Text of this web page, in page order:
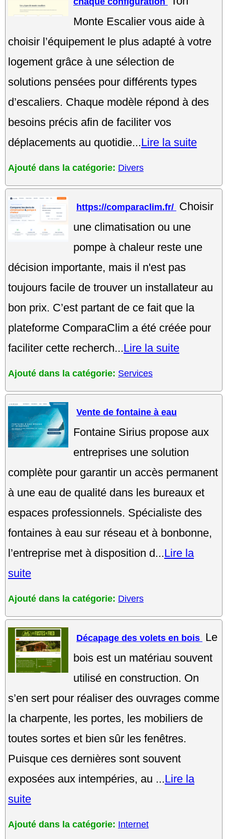
Monte Escalier vous aide à
choisir l’équipement le plus adapté à votre
logement grâce à une sélection de
solutions pensées pour différents types
d’escaliers. Chaque modèle répond à des
besoins précis afin de faciliter vos
déplacements au quotidie...Lire la suite
Ajouté dans la catégorie: Divers
https://comparaclim.fr/ Choisir
une climatisation ou une
pompe à chaleur reste une
décision importante, mais il n'est pas
toujours facile de trouver un installateur au
bon prix. C’est partant de ce fait que la
plateforme ComparaClim a été créée pour
faciliter cette recherch...Lire la suite
Ajouté dans la catégorie: Services
Vente de fontaine à eau
Fontaine Sirius propose aux
entreprises une solution
complète pour garantir un accès permanent
à une eau de qualité dans les bureaux et
espaces professionnels. Spécialiste des
fontaines à eau sur réseau et à bonbonne,
l’entreprise met à disposition d...Lire la
suite
Ajouté dans la catégorie: Divers
Décapage des volets en bois Le
bois est un matériau souvent
utilisé en construction. On
s’en sert pour réaliser des ouvrages comme
la charpente, les portes, les mobiliers de
toutes sortes et bien sûr les fenêtres.
Puisque ces dernières sont souvent
exposées aux intempéries, au ...Lire la
suite
Ajouté dans la catégorie: Internet